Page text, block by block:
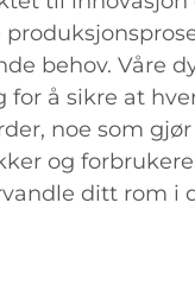
behov. Våre
å sikre at
noe som
og
ditt rom i